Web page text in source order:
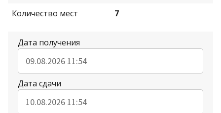
Количество мест
7
Дата получения
Дата сдачи